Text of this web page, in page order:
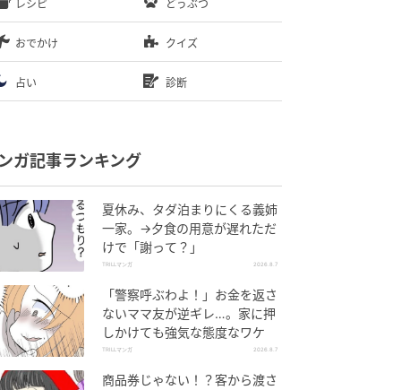
レシピ どうぶつ
おでかけ クイズ
占い 診断
ガ記事ランキング
夏休み、タダ泊まりにくる義姉
一家。→夕食の用意が遅れただ
けで「謝って？」
TRILLマンガ 2026.8.7
「警察呼ぶわよ！」お金を返さ
ないママ友が逆ギレ…。家に押
しかけても強気な態度なワケ
TRILLマンガ 2026.8.7
商品券じゃない！？客から渡さ